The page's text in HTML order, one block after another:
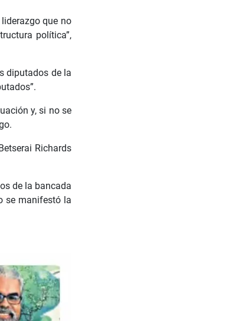
que no
política”,
diputados de la
y, si no se
Richards
de la bancada
se manifestó la